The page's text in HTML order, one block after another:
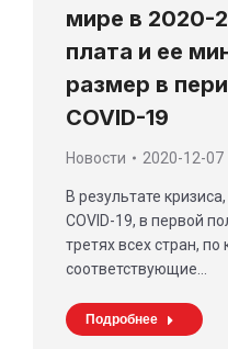
мире в 2020-
плата и ее
размер в
COVID-19
Новости 2020-12-07
В результате
COVID-19, в первой
третях всех стран,
соответствующие…
Подробнее